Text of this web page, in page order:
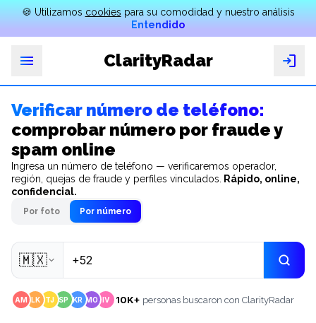
🍪 Utilizamos cookies para su comodidad y nuestro análisis
Entendido
ClarityRadar
Por
qué
FAQ
Verificar número de teléfono:
comprobar número por fraude y
spam online
Ingresa un número de teléfono — verificaremos operador,
región, quejas de fraude y perfiles vinculados.
Rápido, online,
confidencial.
Por foto Por número
🇲🇽
AM LK TJ SP KR MO IV 10K+ personas buscaron con ClarityRadar